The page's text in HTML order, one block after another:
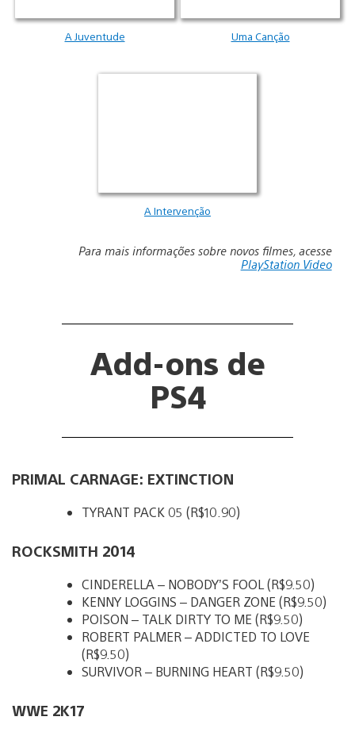
A Juventude Uma Canção
A Intervenção
Para mais informações sobre novos filmes, acesse
PlayStation Video
Add-ons de
PS4
PRIMAL CARNAGE: EXTINCTION
TYRANT PACK 05 (R$10.90)
ROCKSMITH 2014
CINDERELLA – NOBODY’S FOOL (R$9.50)
KENNY LOGGINS – DANGER ZONE (R$9.50)
POISON – TALK DIRTY TO ME (R$9.50)
ROBERT PALMER – ADDICTED TO LOVE
(R$9.50)
SURVIVOR – BURNING HEART (R$9.50)
WWE 2K17